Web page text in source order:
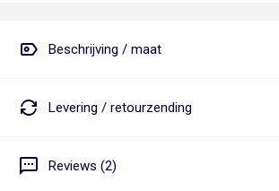
Beschrijving / maat
Levering / retourzending
Reviews (2)